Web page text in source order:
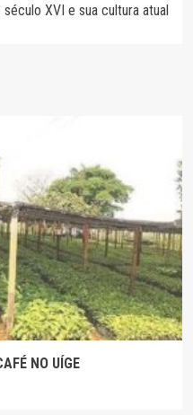
XVI e sua cultura atual
NO UÍGE